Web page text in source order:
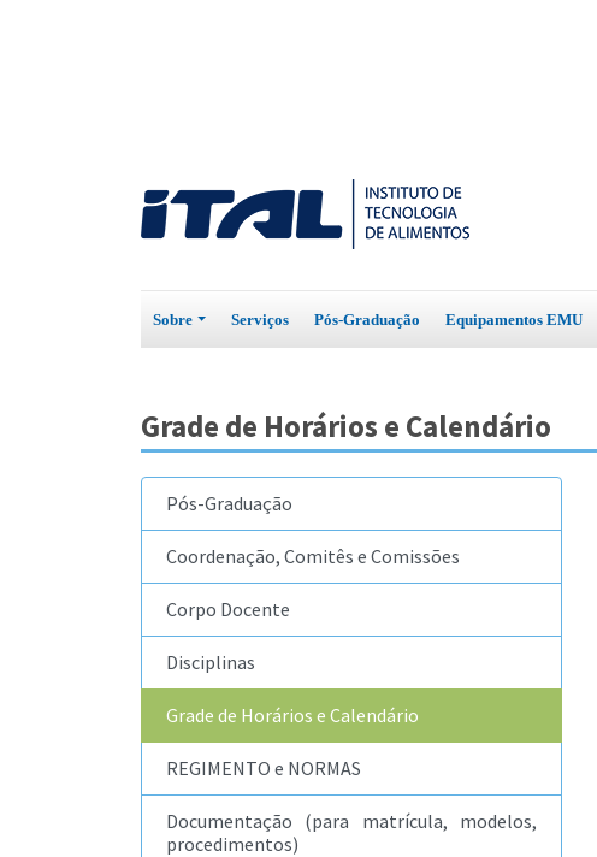
Sobre Serviços Pós-Graduação Equipamentos EMU
Grade de Horários e Calendário
Pós-Graduação
Coordenação, Comitês e Comissões
Corpo Docente
Disciplinas
Grade de Horários e Calendário
REGIMENTO e NORMAS
Documentação (para matrícula, modelos,
procedimentos)